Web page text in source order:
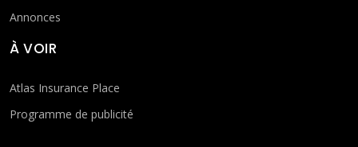
Annonces
À VOIR
Atlas Insurance Place
Programme de publicité